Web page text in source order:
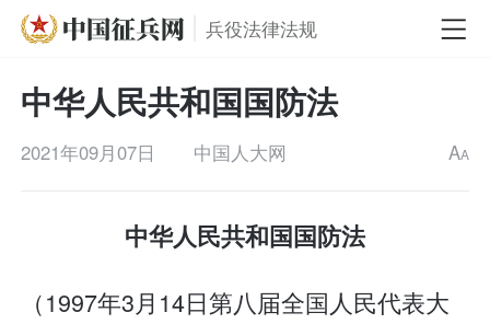
兵役法律法规
中华人民共和国国防法
2021年09月07日 中国人大网 AA
中华人民共和国国防法
（1997年3月14日第八届全国人民代表大